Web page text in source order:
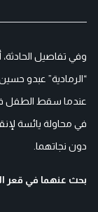
وفي تفاصيل
عندما سقط الطفل
في محاولة يائسة
دون نجاتهما.
بحث عنهما في قعر